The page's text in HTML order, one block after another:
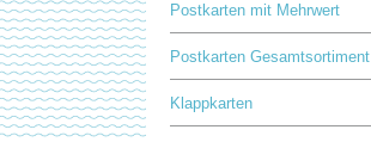
Postkarten mit Mehrwert
Postkarten Gesamtsortiment
Klappkarten